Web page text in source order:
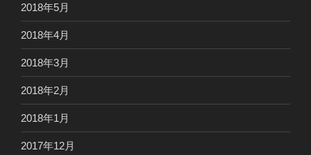
2018年5月
2018年4月
2018年3月
2018年2月
2018年1月
2017年12月